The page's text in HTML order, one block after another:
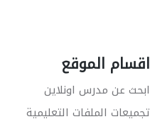
اقسام الموقع
ابحث عن مدرس اونلاين
تجميعات الملفات التعليمية